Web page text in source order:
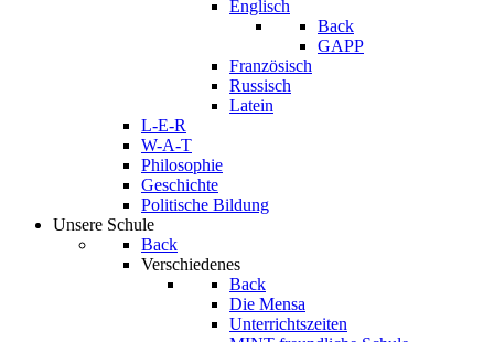
Englisch
Back
GAPP
Französisch
Russisch
Latein
L-E-R
W-A-T
Philosophie
Geschichte
Politische Bildung
Unsere Schule
Back
Verschiedenes
Back
Die Mensa
Unterrichtszeiten